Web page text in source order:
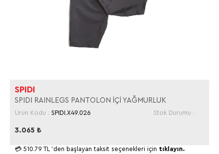
SPIDI
SPIDI RAINLEGS PANTOLON İÇİ YAĞMURLUK
Ürün Kodu : SPIDI.X49.026 Stok Durumu :
3.065 ₺
💳 510.79 TL 'den başlayan taksit seçenekleri için tıklayın.